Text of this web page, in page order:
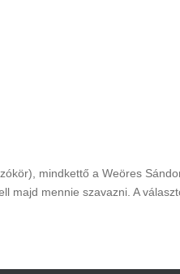
mindkettő a Weöres
majd mennie szavazni. A